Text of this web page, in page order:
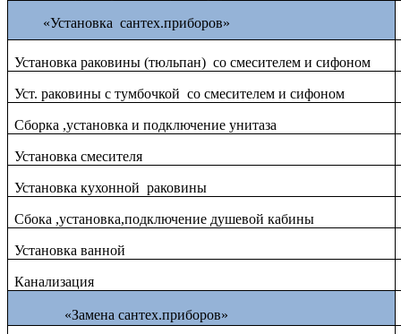
«Установка сантех.приборов»
Установка раковины (тюльпан) со смесителем и сифоном
Уст. раковины с тумбочкой со смесителем и сифоном
Сборка ,установка и подключение унитаза
Установка смесителя
Установка кухонной раковины
Сбока ,установка,подключение душевой кабины
Установка ванной
Канализация
«Замена сантех.приборов»